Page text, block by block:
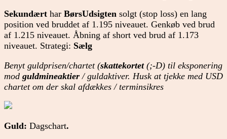
Sekundært har BørsUdsigten solgt (stop loss) en lang
position ved bruddet af 1.195 niveauet. Genkøb ved brud
af 1.215 niveauet. Åbning af short ved brud af 1.173
niveauet. Strategi: Sælg
Benyt guldprisen/chartet (skattekortet(;-D) til eksponering
mod guldmineaktier / guldaktiver. Husk at tjekke med USD
chartet om der skal afdækkes / terminsikres
Guld: Dagschart.